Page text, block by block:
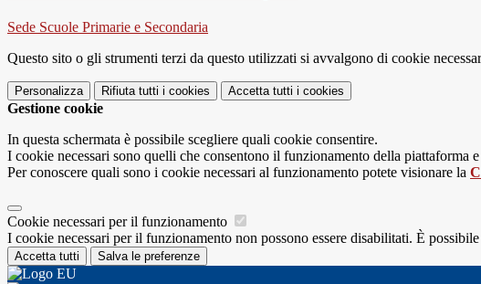
Sede Scuole Primarie e Secondaria
Questo sito o gli strumenti terzi da questo utilizzati si avvalgono di cookie
Personalizza Rifiuta tutti i cookies Accetta tutti i cookies
Gestione cookie
In questa schermata è possibile scegliere quali cookie consentire.
I cookie necessari sono quelli che consentono il funzionamento della piattaforma
Per conoscere quali sono i cookie necessari al funzionamento potete visionare la
Cookie necessari per il funzionamento
I cookie necessari per il funzionamento non possono essere disabilitati. È
Accetta tutti Salva le preferenze